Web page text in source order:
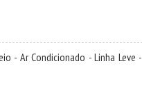
- Ar Condicionado - Linha Leve -